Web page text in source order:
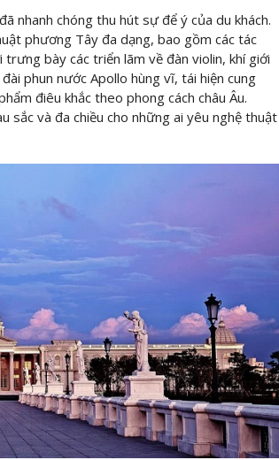
nhanh chóng thu hút sự để ý của du khách.
phương Tây đa dạng, bao gồm các tác
bày các triển lãm về đàn violin, khí giới
phun nước Apollo hùng vĩ, tái hiện cung
điêu khắc theo phong cách châu Âu.
sắc và đa chiều cho những ai yêu nghệ thuật